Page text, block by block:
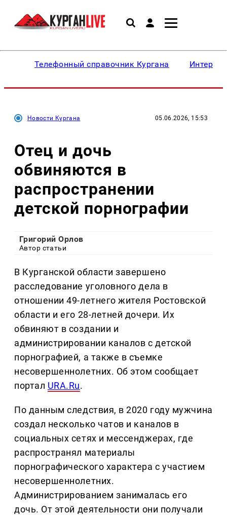
Телефонный справочник Кургана
Новости Кургана 05.06.2026, 15:53
Отец и дочь
обвиняются в
распространении
детской порнографии
Григорий Орлов
Автор статьи
В Курганской области завершено
расследование уголовного дела в
отношении 49-летнего жителя Ростовской
области и его 28-летней дочери. Их
обвиняют в создании и
администрировании каналов с детской
порнографией, а также в съемке
несовершеннолетних. Об этом сообщает
портал URA.Ru.
По данным следствия, в 2020 году мужчина
создал несколько чатов и каналов в
социальных сетях и мессенджерах, где
распространял материалы
порнографического характера с участием
несовершеннолетних.
Администрированием занималась его
дочь. От этой деятельности они получали